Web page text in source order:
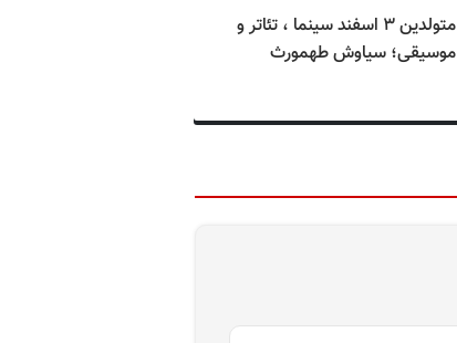
متولدین ۳ اسفند سینما ، تئاتر و
موسیقی؛ سیاوش طهمورث